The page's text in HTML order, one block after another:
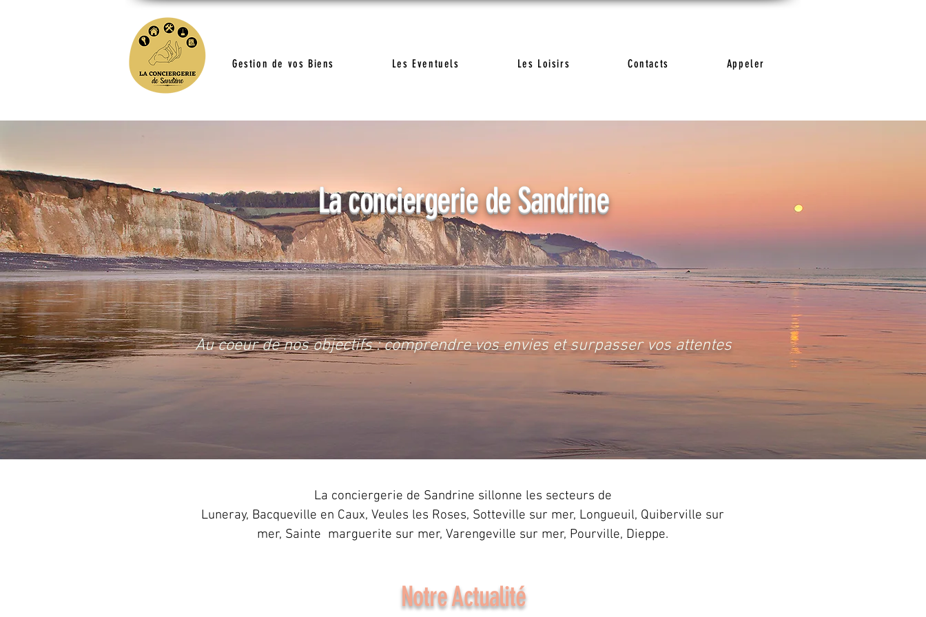
Gestion de vos Biens Les Eventuels Les Loisirs Contacts Appeler
La conciergerie de Sandrine
Au coeur de nos objectifs : comprendre vos envies et surpasser vos attentes
La conciergerie de Sandrine sillonne les secteurs de
Luneray, Bacqueville en Caux, Veules les Roses, Sotteville sur mer, Longueuil, Quiberville sur
mer, Sainte marguerite sur mer, Varengeville sur mer, Pourville, Dieppe.
Notre Actualité